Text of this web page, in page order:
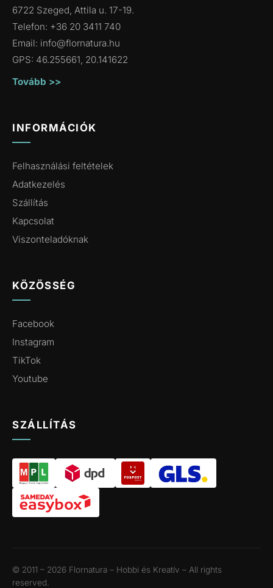
6722 Szeged, Attila u. 17-19.
Telefon: +36 20 3411 740
Email: info@flornatura.hu
GPS: 46.255661, 20.141622
Tovább >>
INFORMÁCIÓK
Felhasználási feltételek
Adatkezelés
Szállítás
Kapcsolat
Viszonteladóknak
KÖZÖSSÉG
Facebook
Instagram
TikTok
Youtube
SZÁLLÍTÁS
© 2011 – 2026 Flornatura – Hobbi és Kreatív – All rights
reserved.